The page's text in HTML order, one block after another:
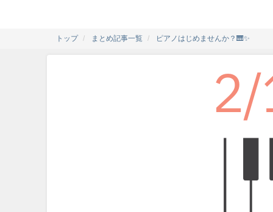
トップ まとめ記事一覧 ピアノはじめませんか？🎹✨